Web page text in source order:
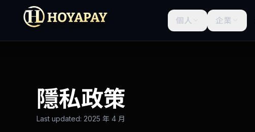
個人 企業
隱私政策
Last updated: 2025 年 4 月